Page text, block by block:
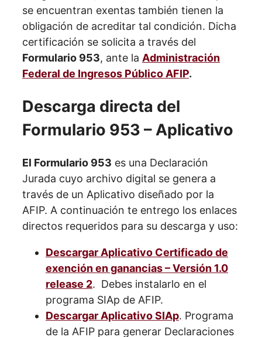
se encuentran exentas también tienen la
obligación de acreditar tal condición. Dicha
certificación se solicita a través del
Formulario 953, ante la Administración
Federal de Ingresos Público AFIP.
Descarga directa del
Formulario 953 – Aplicativo
El Formulario 953 es una Declaración
Jurada cuyo archivo digital se genera a
través de un Aplicativo diseñado por la
AFIP. A continuación te entrego los enlaces
directos requeridos para su descarga y uso:
Descargar Aplicativo Certificado de
exención en ganancias – Versión 1.0
release 2. Debes instalarlo en el
programa SIAp de AFIP.
Descargar Aplicativo SIAp. Programa
de la AFIP para generar Declaraciones